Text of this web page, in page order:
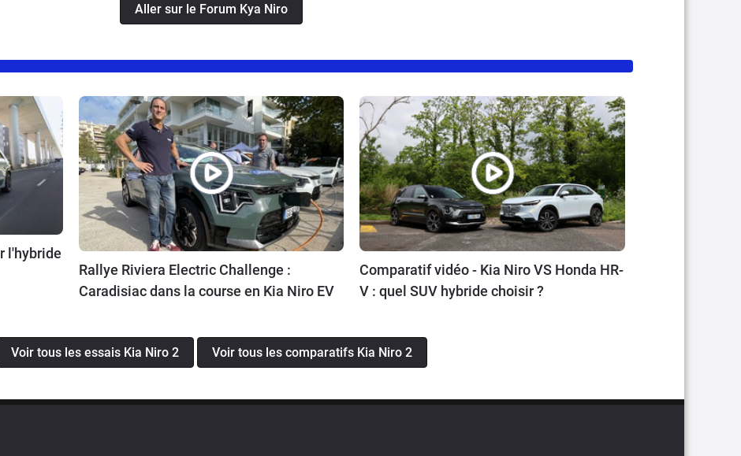
Aller sur le Forum Kya Niro
l'hybride
Rallye Riviera Electric Challenge :
Caradisiac dans la course en Kia Niro EV
Comparatif vidéo - Kia Niro VS Honda HR-
V : quel SUV hybride choisir ?
Voir tous les essais Kia Niro 2 Voir tous les comparatifs Kia Niro 2